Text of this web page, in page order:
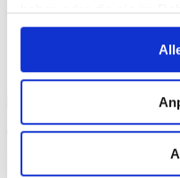
haben oder die sie im
gesammelt haben.
ab:65,00€
zzgl.Versandkosten
Topseller